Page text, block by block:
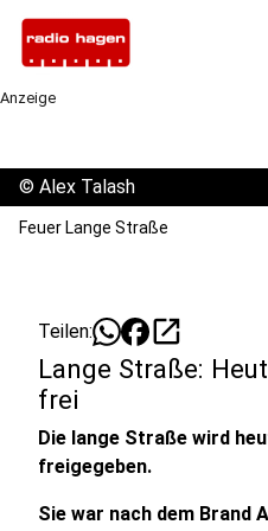
Anzeige
© Alex Talash
Feuer Lange Straße
Teilen: open_in_new
Lange Straße:
frei
Die lange Straße wird
freigegeben.
Sie war nach dem Brand